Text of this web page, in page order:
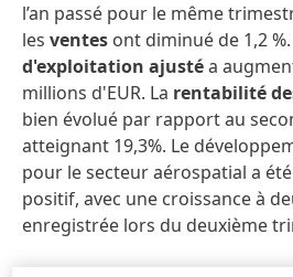
l’an passé pour le même
les ventes ont diminué de 1,2
d'exploitation ajustéa
millions d'EUR. La rentabilité
bien évolué par rapport au
atteignant 19,3%. Le
pour le secteur aérospatial a
positif, avec une croissance à
enregistrée lors du deuxième